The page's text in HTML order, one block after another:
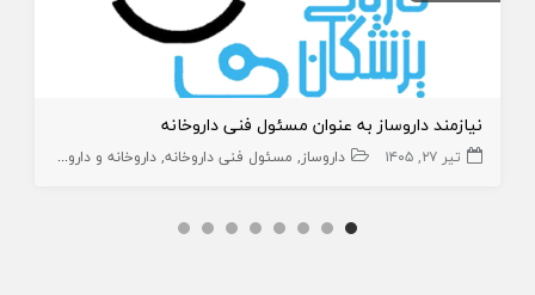
نیازمند داروساز به عنوان مسئول فنی داروخانه
تیر ۲۷, ۱۴۰۵ داروساز مسئول فنی داروخانه داروخانه و داروساز